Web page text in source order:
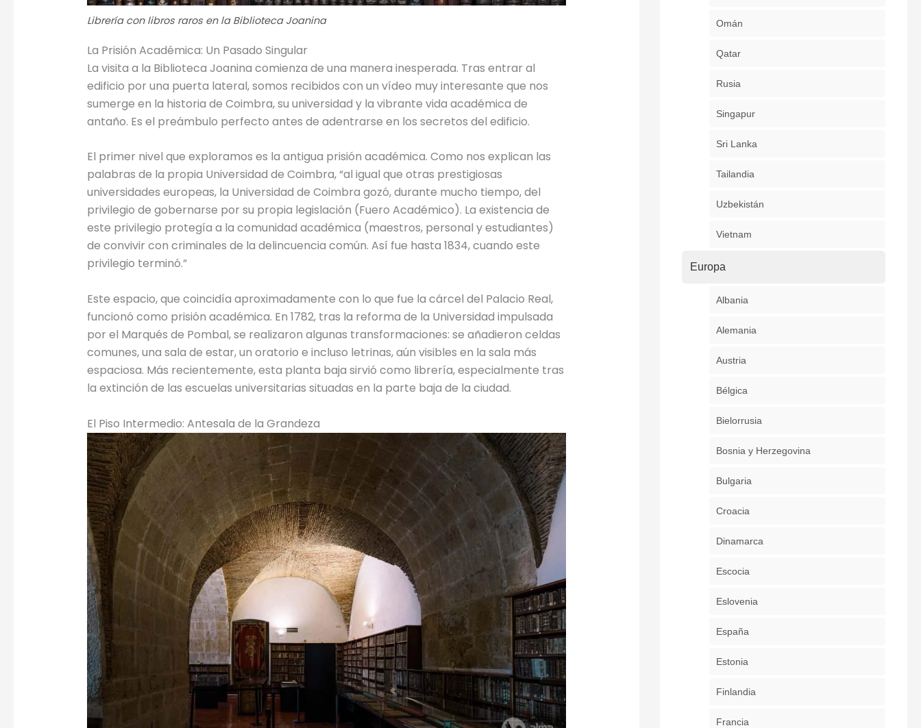
Librería con libros raros en la Biblioteca Joanina
La Prisión Académica: Un Pasado Singular
La visita a la Biblioteca Joanina comienza de una manera inesperada. Tras entrar al
edificio por una puerta lateral, somos recibidos con un vídeo muy interesante que nos
sumerge en la historia de Coimbra, su universidad y la vibrante vida académica de
antaño. Es el preámbulo perfecto antes de adentrarse en los secretos del edificio.
El primer nivel que exploramos es la antigua prisión académica. Como nos explican las
palabras de la propia Universidad de Coimbra, “al igual que otras prestigiosas
universidades europeas, la Universidad de Coimbra gozó, durante mucho tiempo, del
privilegio de gobernarse por su propia legislación (Fuero Académico). La existencia de
este privilegio protegía a la comunidad académica (maestros, personal y estudiantes)
de convivir con criminales de la delincuencia común. Así fue hasta 1834, cuando este
privilegio terminó.”
Este espacio, que coincidía aproximadamente con lo que fue la cárcel del Palacio Real,
funcionó como prisión académica. En 1782, tras la reforma de la Universidad impulsada
por el Marqués de Pombal, se realizaron algunas transformaciones: se añadieron celdas
comunes, una sala de estar, un oratorio e incluso letrinas, aún visibles en la sala más
espaciosa. Más recientemente, esta planta baja sirvió como librería, especialmente tras
la extinción de las escuelas universitarias situadas en la parte baja de la ciudad.
El Piso Intermedio: Antesala de la Grandeza
Omán
Qatar
Rusia
Singapur
Sri Lanka
Tailandia
Uzbekistán
Vietnam
Europa
Albania
Alemania
Austria
Bélgica
Bielorrusia
Bosnia y Herzegovina
Bulgaria
Croacia
Dinamarca
Escocia
Eslovenia
España
Estonia
Finlandia
Francia